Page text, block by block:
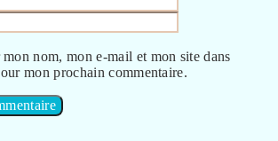
web
nom, mon e-mail et mon site dans
mon prochain commentaire.